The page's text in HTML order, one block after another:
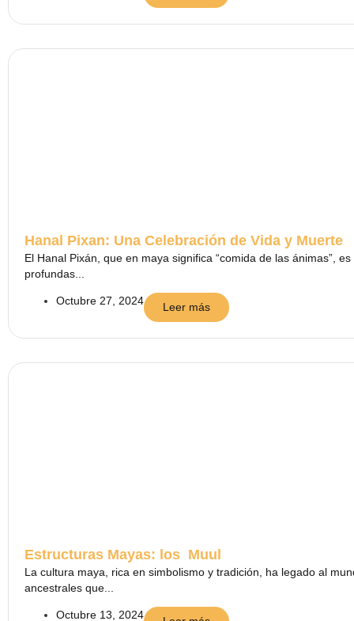
Hanal Pixan: Una Celebración de Vida y Muerte
El Hanal Pixán, que en maya significa “comida de las ánimas”,
profundas...
Octubre 27, 2024 Leer más
Estructuras Mayas: los Muul
La cultura maya, rica en simbolismo y tradición, ha legado al
ancestrales que...
Octubre 13, 2024